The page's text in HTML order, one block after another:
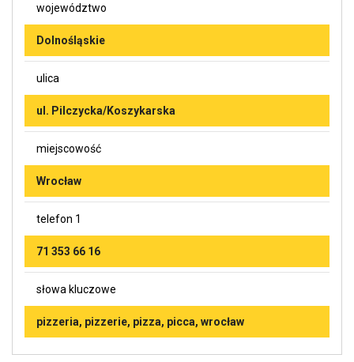
województwo
Dolnośląskie
ulica
ul. Pilczycka/Koszykarska
miejscowość
Wrocław
telefon 1
71 353 66 16
słowa kluczowe
pizzeria, pizzerie, pizza, picca, wrocław